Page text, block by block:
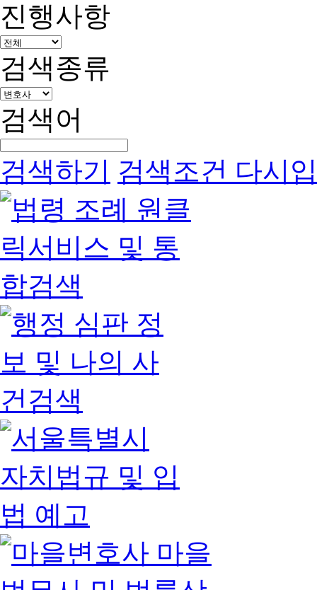
진행사항
검색종류
검색어
검색하기 검색조건 다시